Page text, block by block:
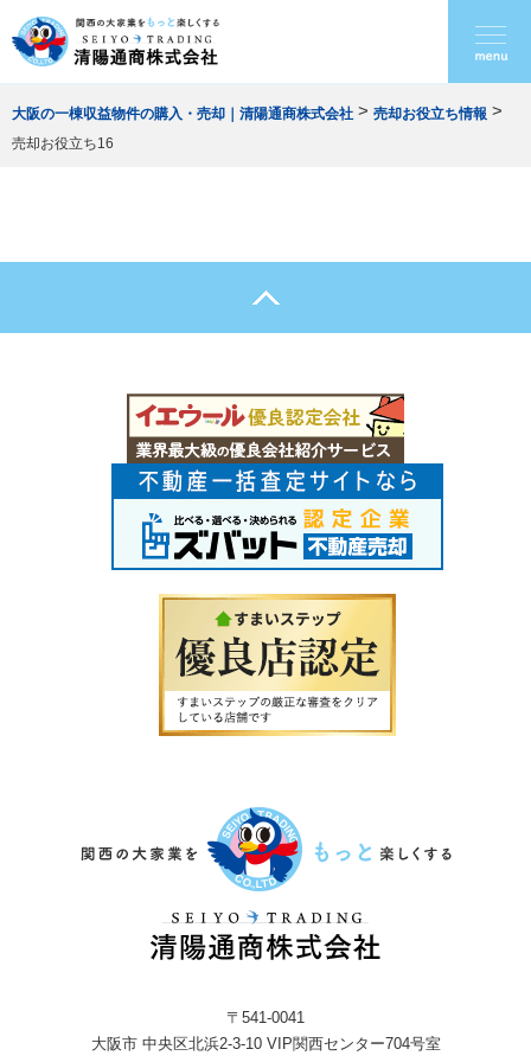
大阪の一棟収益物件の購入・売却｜清陽通商株式会社 > 売却お役立ち情報 >
売却お役立ち16
〒541-0041
大阪市 中央区北浜2-3-10 VIP関西センター704号室